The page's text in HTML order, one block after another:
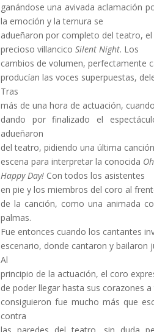
ganándose una avivada aclamación
la emoción y la ternura se
adueñaron por completo del teatro,
precioso villancico Silent Night. Los
cambios de volumen, perfectamente
producían las voces superpuestas,
Tras
más de una hora de actuación,
dando por finalizado el
adueñaron
del teatro, pidiendo una última
escena para interpretar la conocida Oh
Happy Day!Con todos los asistentes
en pie y los miembros del coro al
de la canción, como una animada
palmas.
Fue entonces cuando los cantantes
escenario, donde cantaron y bailaron
Al
principio de la actuación, el coro
de poder llegar hasta sus corazones
consiguieron fue mucho más que
contra